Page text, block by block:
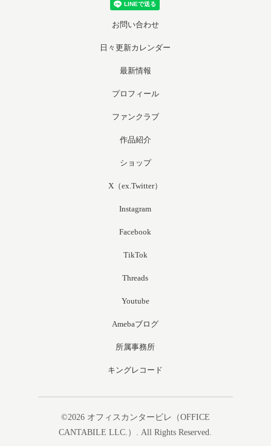
お問い合わせ
日々更新カレンダー
最新情報
プロフィール
ファンクラブ
作品紹介
ショップ
X（ex.Twitter）
Instagram
Facebook
TikTok
Threads
Youtube
Amebaブログ
所属事務所
キングレコード
©2026 オフィスカンタービレ（OFFICE
CANTABILE LLC.）
. All Rights Reserved.